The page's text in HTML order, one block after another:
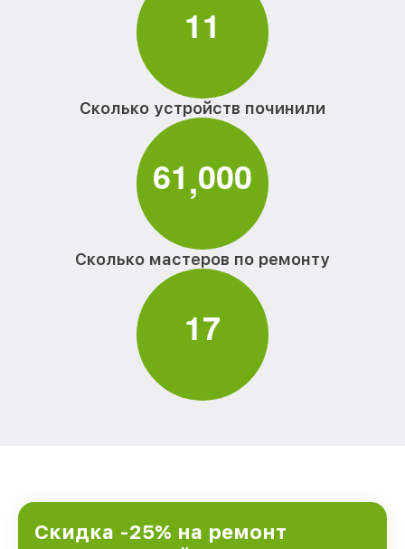
11
Сколько устройств починили
61,000
Сколько мастеров по ремонту
17
Скидка -25% на ремонт